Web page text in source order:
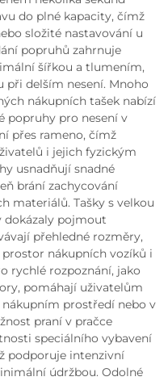
do plné kapacity, čímž
složité nastavování u
popruhů zahrnuje
šířkou a tlumením,
při delším nesení. Mnoho
nákupních tašek nabízí
popruhy pro nesení v
přes rameno, čímž
i jejich fyzickým
usnadňují snadné
brání zachycování
materiálů. Tašky s velkou
dokázaly pojmout
přehledné rozměry,
nákupních vozíků i
rychlé rozpoznání, jako
pomáhají uživatelům
prostředí nebo v
praní v pračce
speciálního vybavení
podporuje intenzivní
údržbou. Odolné